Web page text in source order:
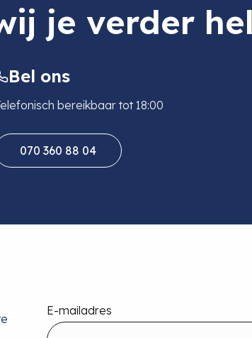
je verder
Bel ons
bereikbaar tot 18:00
070 360 88 04
E-mailadres